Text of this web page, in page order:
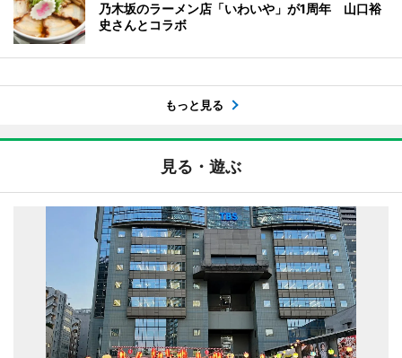
乃木坂のラーメン店「いわいや」が1周年 山口裕
史さんとコラボ
もっと見る
見る・遊ぶ